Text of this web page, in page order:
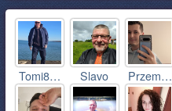
Tomi8… Slavo Przem…